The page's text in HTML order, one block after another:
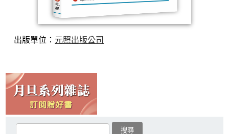
出版單位： 元照出版公司